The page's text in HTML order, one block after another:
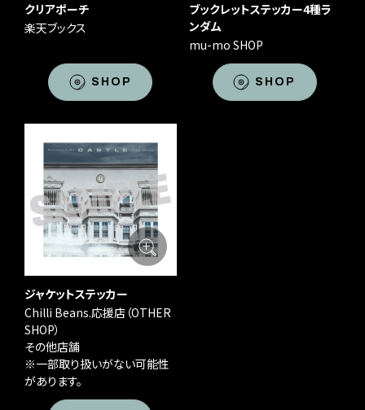
クリアポーチ
楽天ブックス
SHOP
ブックレットステッカー4種ラ
ンダム
mu-mo SHOP
SHOP
ジャケットステッカー
Chilli Beans.応援店（OTHER
SHOP）
その他店舗
※一部取り扱いがない可能性
があります。